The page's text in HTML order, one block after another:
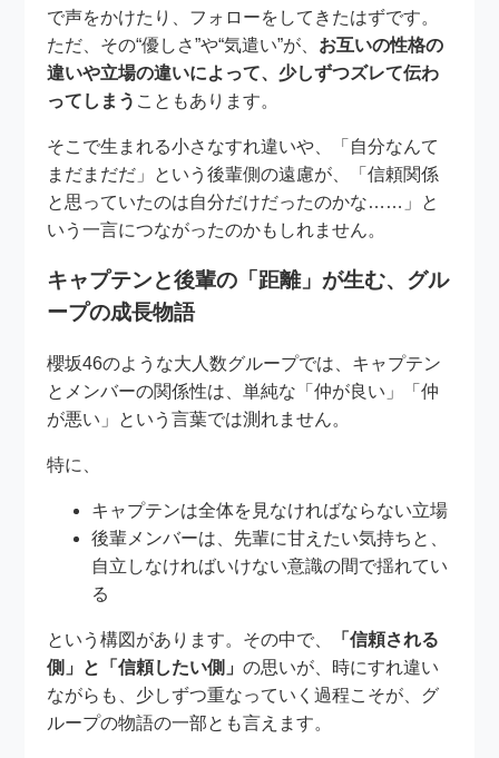
で声をかけたり、フォローをしてきたはずです。
ただ、その“優しさ”や“気遣い”が、 お互いの性格の
違いや立場の違いによって、少しずつズレて伝わ
ってしまう こともあります。
そこで生まれる小さなすれ違いや、「自分なんて
まだまだだ」という後輩側の遠慮が、「信頼関係
と思っていたのは自分だけだったのかな……」と
いう一言につながったのかもしれません。
キャプテンと後輩の「距離」が生む、グル
ープの成長物語
櫻坂46のような大人数グループでは、キャプテン
とメンバーの関係性は、単純な「仲が良い」「仲
が悪い」という言葉では測れません。
特に、
キャプテンは全体を見なければならない立場
後輩メンバーは、先輩に甘えたい気持ちと、
自立しなければいけない意識の間で揺れてい
る
という構図があります。その中で、
「信頼される
側」と「信頼したい側」の思いが、時にすれ違い
ながらも、少しずつ重なっていく過程こそが、グ
ループの物語の一部とも言えます。